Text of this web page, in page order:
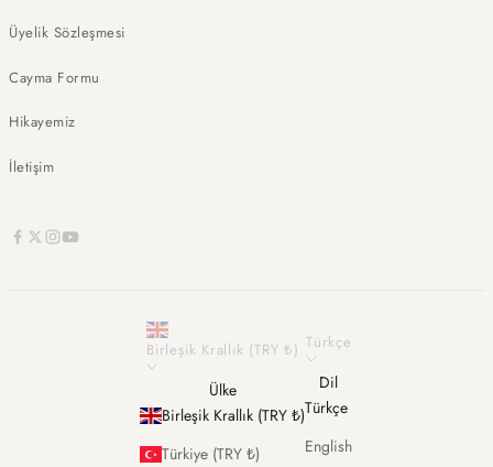
Üyelik Sözleşmesi
Cayma Formu
Hikayemiz
İletişim
Birleşik Krallık (TRY ₺)
Ülke
Birleşik Krallık (TRY ₺)
Türkiye (TRY ₺)
Türkçe
Dil
Türkçe
English